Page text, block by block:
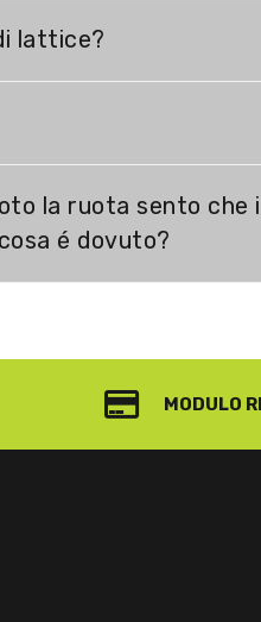
lattice?
la ruota sento che
é dovuto?
MODULO